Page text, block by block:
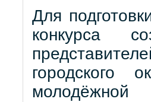
Для
конкурса
городского